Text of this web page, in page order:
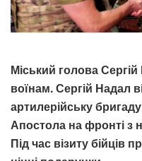
Міський голова
воїнам. Сергій Надал
артилерійську
Апостола на фронті з
Під час візиту бійців